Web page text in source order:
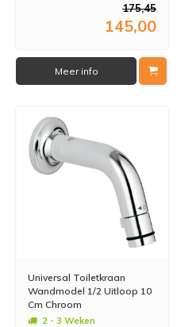
175,45
145,00
Meer info
Universal Toiletkraan
Wandmodel 1/2 Uitloop 10
Cm Chroom
2 - 3 Weken